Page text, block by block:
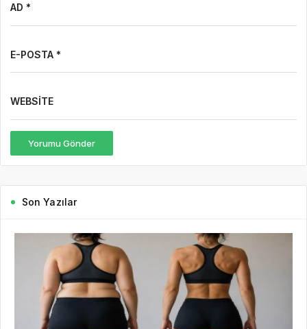
AD *
E-POSTA *
WEBSITE
Yorumu Gönder
Son Yazılar